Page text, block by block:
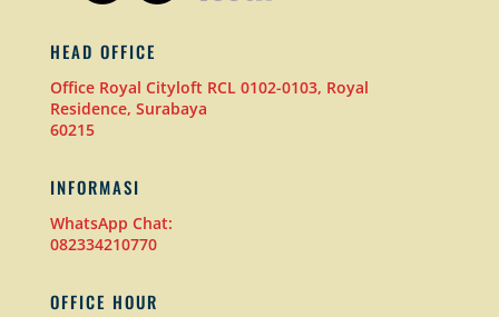
HEAD OFFICE
Office Royal Cityloft RCL 0102-0103, Royal
Residence, Surabaya
60215
INFORMASI
WhatsApp Chat:
082334210770
OFFICE HOUR